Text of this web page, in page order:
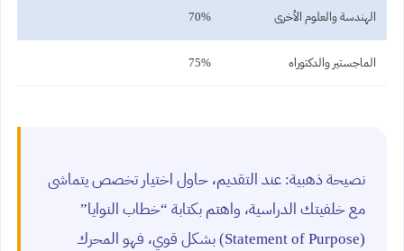
الهندسة والعلوم الأخرى 70%
الماجستير والدكتوراه 75%
نصيحة ذهبية: عند التقديم، حاول اختيار تخصص يتماشى
مع خلفيتك الدراسية، واهتم بكتابة “خطاب النوايا”
(Statement of Purpose) بشكل قوي، فهو المحرك